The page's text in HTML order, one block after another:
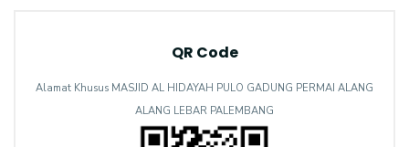
QR Code
Alamat Khusus MASJID AL HIDAYAH PULO GADUNG PERMAI ALANG
ALANG LEBAR PALEMBANG